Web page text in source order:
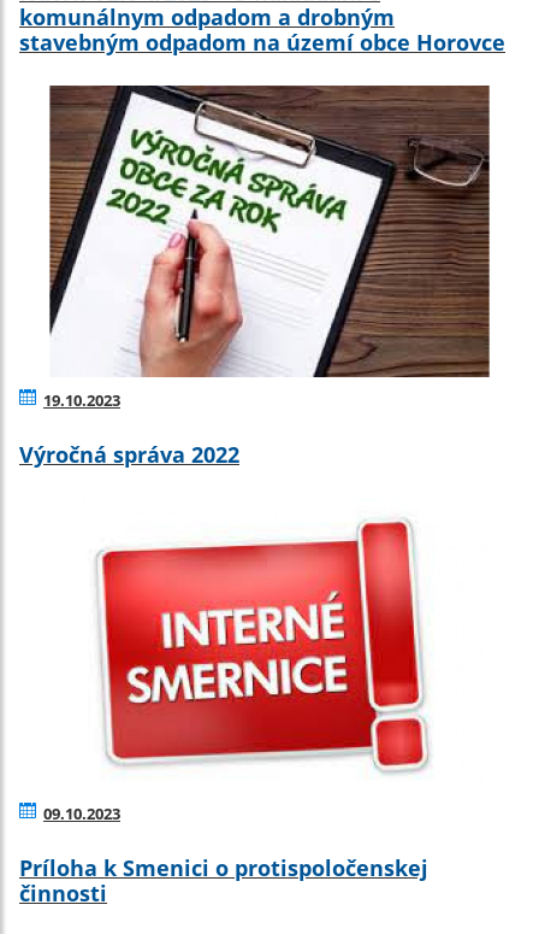
komunálnym odpadom a drobným
stavebným odpadom na území obce Horovce
19.10.2023
Výročná správa 2022
09.10.2023
Príloha k Smenici o protispoločenskej
činnosti